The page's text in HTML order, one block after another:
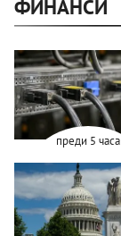
ФИНАНСИ
преди 5 часа